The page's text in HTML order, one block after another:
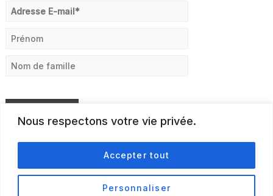
Nous respectons votre vie privée.
Personnaliser
Accepter tout